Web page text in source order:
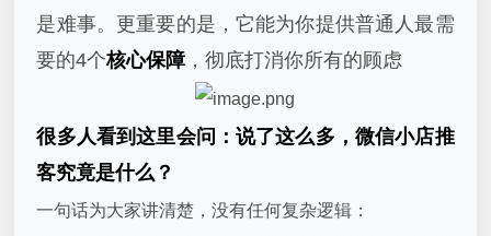
是难事。更重要的是，它能为你提供普通人最需
要的4个核心保障，彻底打消你所有的顾虑
很多人看到这里会问：说了这么多，微信小店推
客究竟是什么？
一句话为大家讲清楚，没有任何复杂逻辑：